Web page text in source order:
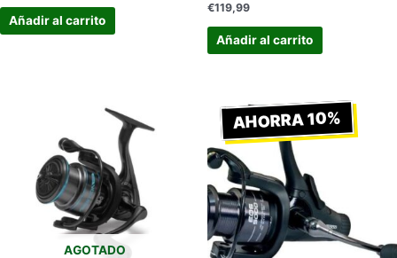
Añadir al carrito
€119,99
Añadir al carrito
AGOTADO
AHORRA 10%
precio
original
era:
€77,99.
precio
actual
es:
€70,19.